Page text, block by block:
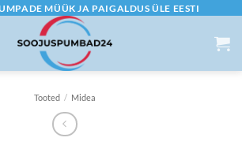
MÜÜK JA PAIGALDUS ÜLE EESTI
Tooted / Midea